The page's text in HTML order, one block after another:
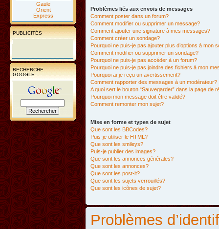
Gaule
Orient
Express
PUBLICITÉS
RECHERCHE
GOOGLE
Problèmes liés aux envois de messages
Comment poster dans un forum?
Comment modifier ou supprimer un message?
Comment ajouter une signature à mes messages?
Comment créer un sondage?
Pourquoi ne puis-je pas ajouter plus d’options à mon
Comment modifier ou supprimer un sondage?
Pourquoi ne puis-je pas accéder à un forum?
Pourquoi ne puis-je pas joindre des fichiers à mon
Pourquoi ai-je reçu un avertissement?
Comment rapporter des messages à un modérateur?
A quoi sert le bouton “Sauvegarder” dans la page de
Pourquoi mon message doit être validé?
Comment remonter mon sujet?
Mise en forme et types de sujet
Que sont les BBCodes?
Puis-je utiliser le HTML?
Que sont les smileys?
Puis-je publier des images?
Que sont les annonces générales?
Que sont les annonces?
Que sont les post-it?
Que sont les sujets verrouillés?
Que sont les icônes de sujet?
Problèmes